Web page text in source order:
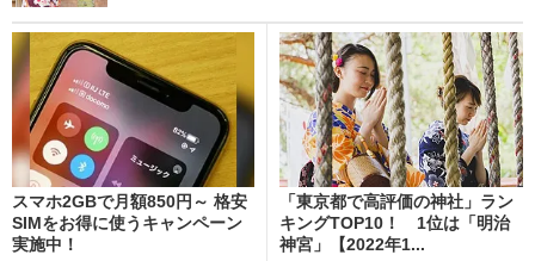
スマホ2GBで月額850円～ 格安
SIMをお得に使うキャンペーン
実施中！
「東京都で高評価の神社」ラン
キングTOP10！ 1位は「明治
神宮」【2022年1...